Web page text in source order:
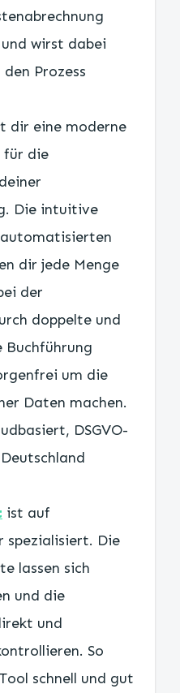
wirst dabei
Prozess
dir eine moderne
für die
Die intuitive
dir jede Menge
der
doppelte und
Buchführung
um die
Daten machen.
DSGVO-
ist auf
spezialisiert. Die
lassen sich
und die
und
So
schnell und gut